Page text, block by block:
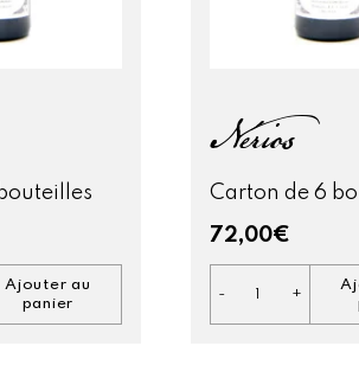
Ajouter au
panier
Nérios
Carton de 6
72,00€
-
quantité
de
+